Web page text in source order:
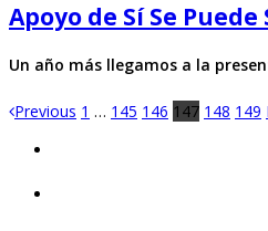
Apoyo de Sí Se
Un año más llegamos a la
Previous 1 … 145 146 147 148 149